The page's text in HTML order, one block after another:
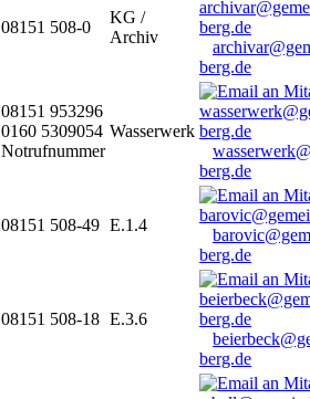
08151 508-0
KG /
Archiv
berg.de
08151 953296
0160 5309054
Notrufnummer
Wasserwerk
berg.de
08151 508-49 E.1.4
berg.de
08151 508-18 E.3.6
berg.de